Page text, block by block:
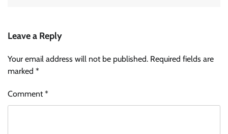
Leave a Reply
Your email address will not be published. Required fields are
marked *
Comment*